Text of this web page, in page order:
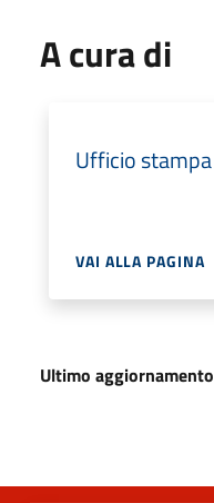
A cura di
Ufficio stampa
VAI ALLA PAGINA
Ultimo aggiornamento